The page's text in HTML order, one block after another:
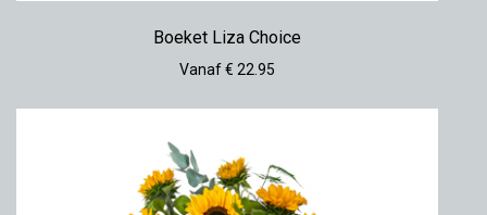
Boeket Liza Choice
Vanaf € 22.95